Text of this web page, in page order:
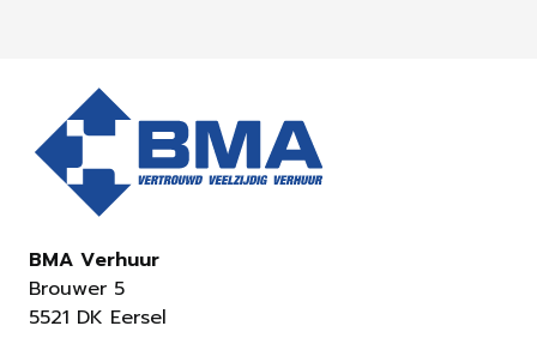
BMA Verhuur
Brouwer 5
5521 DK Eersel